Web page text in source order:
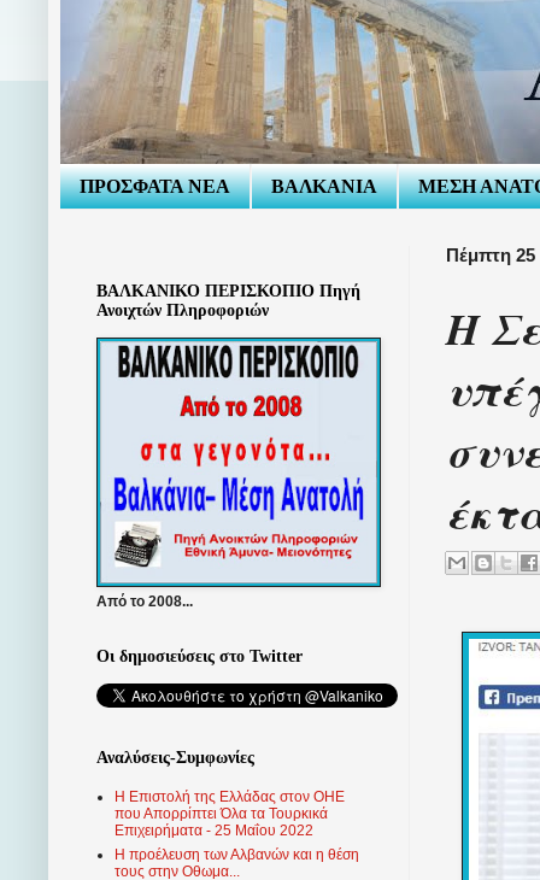
ΠΡΟΣΦΑΤΑ ΝΕΑ ΒΑΛΚΑΝΙΑ ΜΕΣΗ
Πέμπτη 25
Η
ΒΑΛΚΑΝΙΚΟ ΠΕΡΙΣΚΟΠΙΟ Πηγή
Ανοιχτών Πληροφοριών
Από το 2008...
Οι δημοσιεύσεις στο Twitter
Αναλύσεις-Συμφωνίες
Η Επιστολή της Ελλάδας στον ΟΗΕ
που Απορρίπτει Όλα τα Τουρκικά
Επιχειρήματα - 25 Μαΐου 2022
Η προέλευση των Αλβανών και η θέση
τους στην Οθωμα...